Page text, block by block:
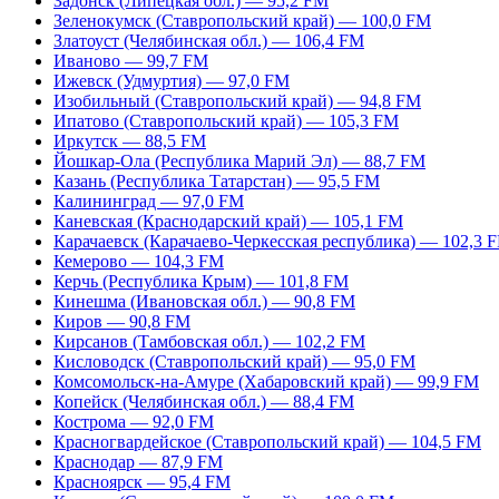
Зеленокумск (Ставропольский край) — 100,0 FM
Златоуст (Челябинская обл.) — 106,4 FM
Иваново — 99,7 FM
Ижевск (Удмуртия) — 97,0 FM
Изобильный (Ставропольский край) — 94,8 FM
Ипатово (Ставропольский край) — 105,3 FM
Иркутск — 88,5 FM
Йошкар-Ола (Республика Марий Эл) — 88,7 FM
Казань (Республика Татарстан) — 95,5 FM
Калининград — 97,0 FM
Каневская (Краснодарский край) — 105,1 FM
Карачаевск (Карачаево-Черкесская республика) — 102,3
Кемерово — 104,3 FM
Керчь (Республика Крым) — 101,8 FM
Кинешма (Ивановская обл.) — 90,8 FM
Киров — 90,8 FM
Кирсанов (Тамбовская обл.) — 102,2 FM
Кисловодск (Ставропольский край) — 95,0 FM
Комсомольск-на-Амуре (Хабаровский край) — 99,9 FM
Копейск (Челябинская обл.) — 88,4 FM
Кострома — 92,0 FM
Красногвардейское (Ставропольский край) — 104,5 FM
Краснодар — 87,9 FM
Красноярск — 95,4 FM